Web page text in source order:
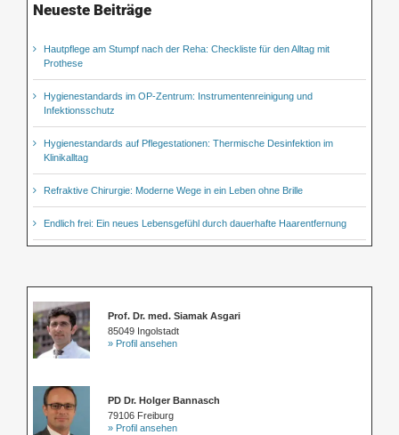
Neueste Beiträge
Hautpflege am Stumpf nach der Reha: Checkliste für den Alltag mit
Prothese
Hygienestandards im OP-Zentrum: Instrumentenreinigung und
Infektionsschutz
Hygienestandards auf Pflegestationen: Thermische Desinfektion im
Klinikalltag
Refraktive Chirurgie: Moderne Wege in ein Leben ohne Brille
Endlich frei: Ein neues Lebensgefühl durch dauerhafte Haarentfernung
Prof. Dr. med. Siamak Asgari
85049 Ingolstadt
» Profil ansehen
PD Dr. Holger Bannasch
79106 Freiburg
» Profil ansehen